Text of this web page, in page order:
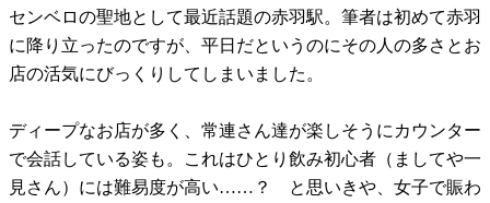
センベロの聖地として最近話題の赤羽駅。筆者は初めて赤羽
に降り立ったのですが、平日だというのにその人の多さとお
店の活気にびっくりしてしまいました。
ディープなお店が多く、常連さん達が楽しそうにカウンター
で会話している姿も。これはひとり飲み初心者（ましてや一
見さん）には難易度が高い……？ と思いきや、女子で賑わ